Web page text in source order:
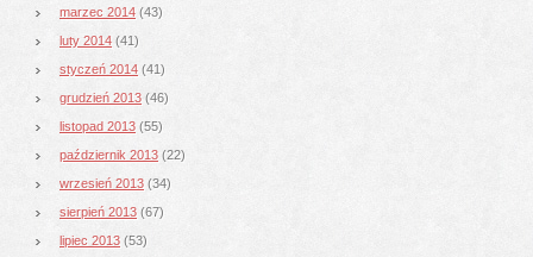
marzec 2014 (43)
luty 2014 (41)
styczeń 2014 (41)
grudzień 2013 (46)
listopad 2013 (55)
październik 2013 (22)
wrzesień 2013 (34)
sierpień 2013 (67)
lipiec 2013 (53)